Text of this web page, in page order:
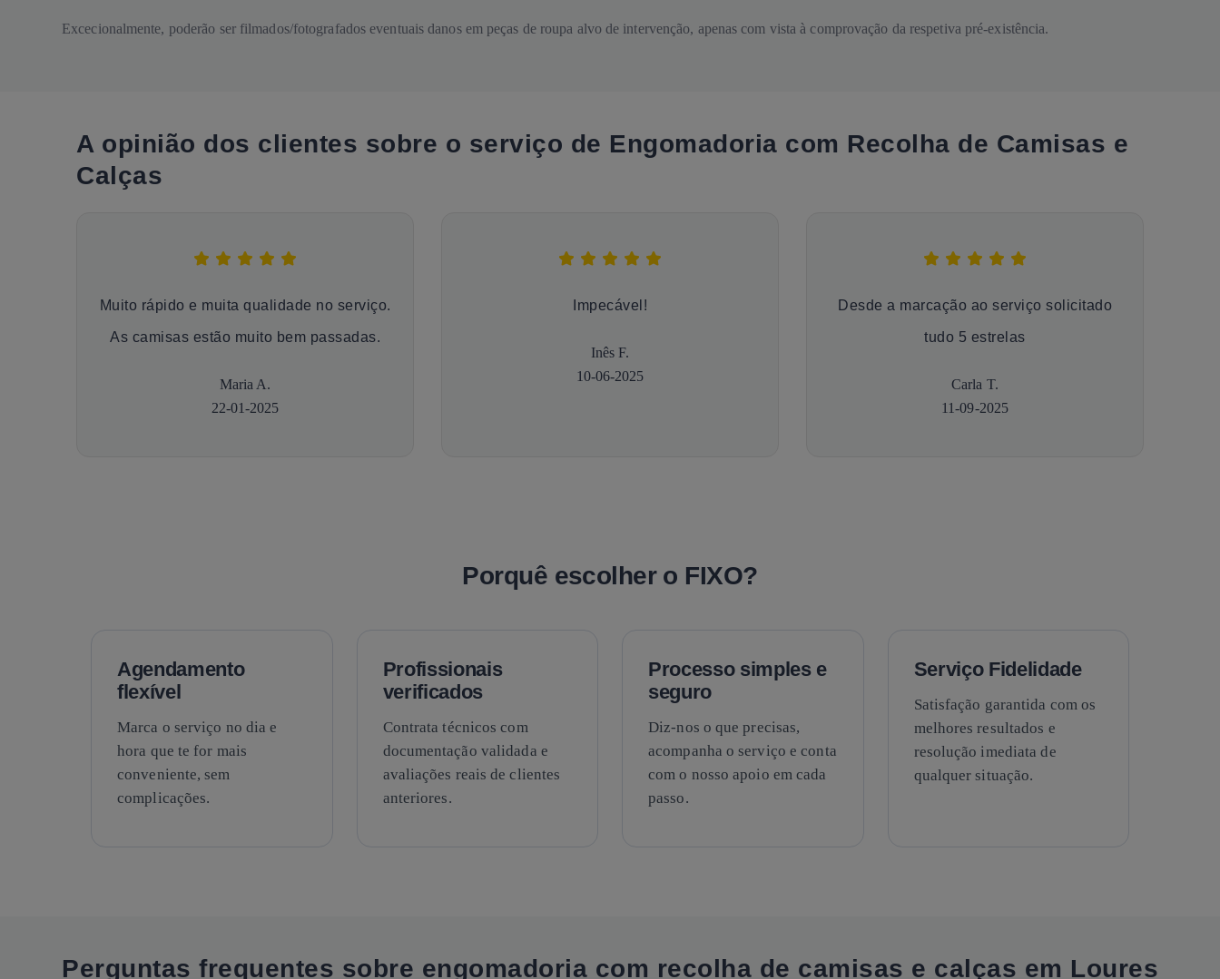
Excecionalmente, poderão ser filmados/fotografados eventuais danos em peças de roupa alvo de intervenção, apenas com vista à comprovação da respetiva pré-existência.
A opinião dos clientes sobre o serviço de Engomadoria com Recolha de Camisas e
Calças
Muito rápido e muita qualidade no serviço.
As camisas estão muito bem passadas.
Maria A.
22-01-2025
Impecável!
Inês F.
10-06-2025
Desde a marcação ao serviço solicitado
tudo 5 estrelas
Carla T.
11-09-2025
Porquê escolher o FIXO?
Agendamento
flexível
Marca o serviço no dia e
hora que te for mais
conveniente, sem
complicações.
Profissionais
verificados
Contrata técnicos com
documentação validada e
avaliações reais de clientes
anteriores.
Processo simples e
seguro
Diz-nos o que precisas,
acompanha o serviço e conta
com o nosso apoio em cada
passo.
Serviço Fidelidade
Satisfação garantida com os
melhores resultados e
resolução imediata de
qualquer situação.
Perguntas frequentes sobre engomadoria com recolha de camisas e calças em Loures